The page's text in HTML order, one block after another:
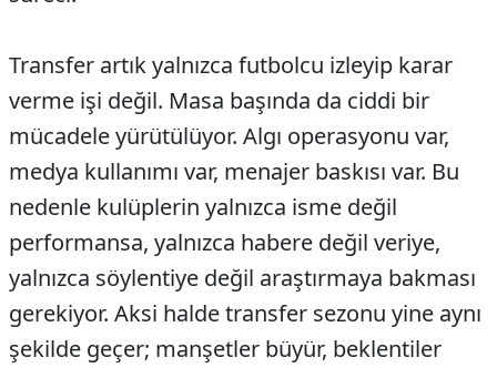
Transfer artık yalnızca futbolcu izleyip karar
verme işi değil. Masa başında da ciddi bir
mücadele yürütülüyor. Algı operasyonu var,
medya kullanımı var, menajer baskısı var. Bu
nedenle kulüplerin yalnızca isme değil
performansa, yalnızca habere değil veriye,
yalnızca söylentiye değil araştırmaya bakması
gerekiyor. Aksi halde transfer sezonu yine aynı
şekilde geçer; manşetler büyür, beklentiler